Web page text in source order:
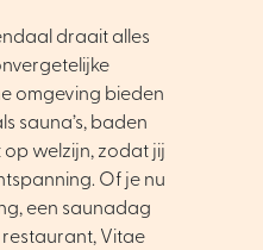
draait alles
omgeving bieden
sauna’s, baden
op welzijn, zodat jij
Of je nu
een saunadag
Vitae